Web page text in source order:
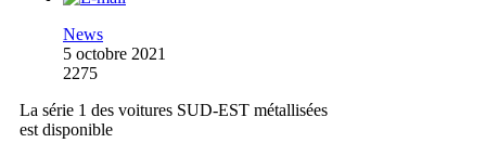
News
5 octobre 2021
2275
La série 1 des voitures SUD-EST métallisées
est disponible